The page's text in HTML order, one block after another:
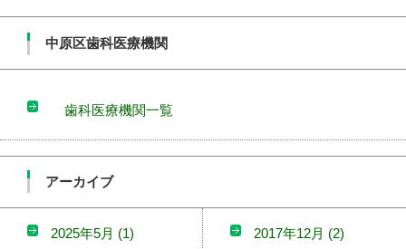
中原区歯科医療機関
歯科医療機関一覧
アーカイブ
2025年5月 (1) 2017年12月 (2)